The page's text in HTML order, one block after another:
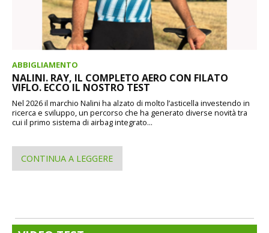
ABBIGLIAMENTO
NALINI. RAY, IL COMPLETO AERO CON FILATO
VIFLO. ECCO IL NOSTRO TEST
Nel 2026 il marchio Nalini ha alzato di molto l’asticella investendo in
ricerca e sviluppo, un percorso che ha generato diverse novità tra
cui il primo sistema di airbag integrato...
CONTINUA A LEGGERE